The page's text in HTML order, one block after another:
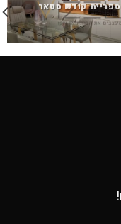
ספריית קודש סטאר